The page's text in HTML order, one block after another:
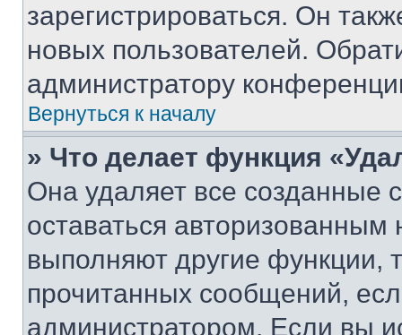
зарегистрироваться. Он
новых пользователей.
администратору
Вернуться к началу
» Что делает функция
Она удаляет все созданные
оставаться
выполняют другие функции,
прочитанных сообщений,
администратором. Если вы